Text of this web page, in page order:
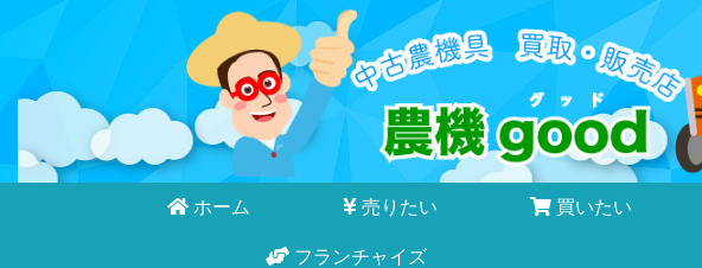
ホーム 売りたい 買いたい
フランチャイズ